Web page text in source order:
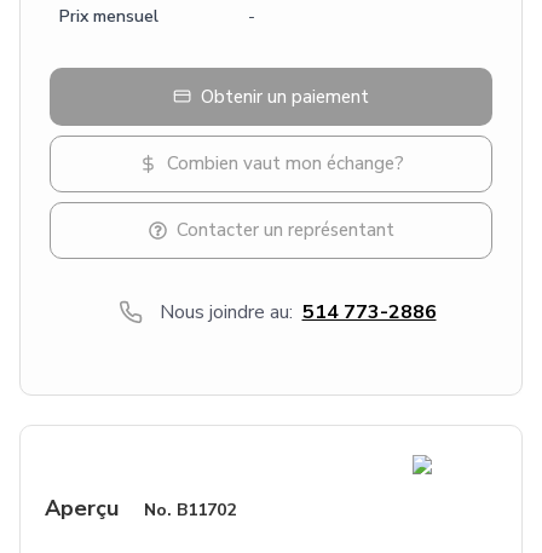
Prix mensuel
-
Obtenir un paiement
Combien vaut mon échange?
Contacter un représentant
Nous joindre au: 514 773-2886
Aperçu No. B11702